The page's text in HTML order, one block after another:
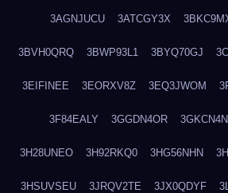
3AGNJUCU 3ATCGY3X
3BVH0QRQ 3BWP93L1 3BYQ70GJ
3EIFINEE 3EORXV8Z 3EQ3JWOM
3F84EALY 3GGDN4OR
3H28UNEO 3H92RKQ0 3HG56NHN
3HSUVSEU 3JRQV2TE 3JX0QDYF